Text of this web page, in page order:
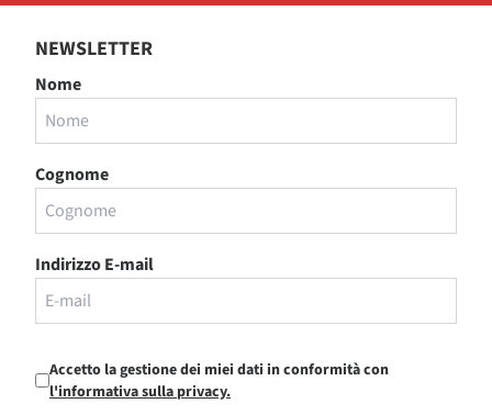
NEWSLETTER
Nome
Cognome
Indirizzo E-mail
Accetto la gestione dei miei dati in conformità con
l'informativa sulla privacy.